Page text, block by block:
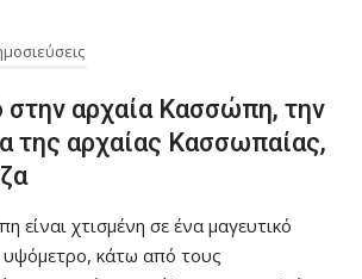
στην αρχαία Κασσώπη, την
της αρχαίας Κασσωπαίας,
είναι χτισμένη σε ένα μαγευτικό
κάτω από τους